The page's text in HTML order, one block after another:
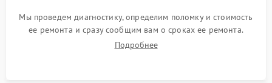
Мы проведем диагностику, определим поломку и стоимость
ее ремонта и сразу сообщим вам о сроках ее ремонта.
Подробнее